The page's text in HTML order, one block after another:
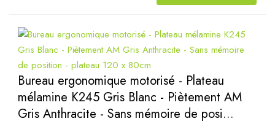
Bureau ergonomique motorisé - Plateau
mélamine K245 Gris Blanc - Piètement AM
Gris Anthracite - Sans mémoire de posi...